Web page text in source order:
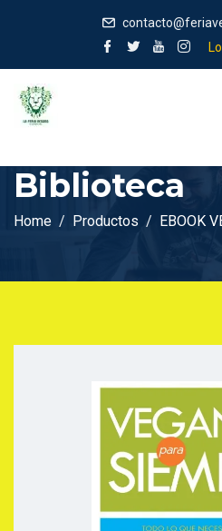
Biblioteca
Home Productos EBOOK